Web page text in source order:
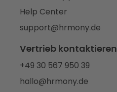
Help Center
support@hrmony.de
Vertrieb kontaktieren
+49 30 567 950 39
hallo@hrmony.de